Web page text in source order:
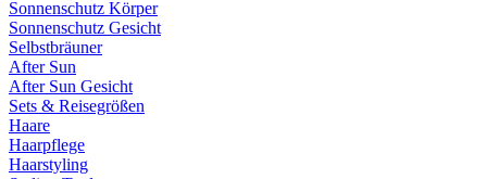
Sonnenschutz Körper
Sonnenschutz Gesicht
Selbstbräuner
After Sun
After Sun Gesicht
Sets & Reisegrößen
Haare
Haarpflege
Haarstyling